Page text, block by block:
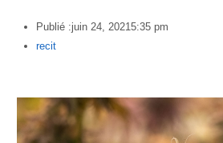
Publié :juin 24, 2021 5:35 pm
Author
recit